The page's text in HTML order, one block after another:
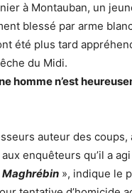
à Montauban, un
blessé par arme
été plus tard
du Midi.
homme n’est
auteur des
enquêteurs qu’il a
Maghrébin », indique le